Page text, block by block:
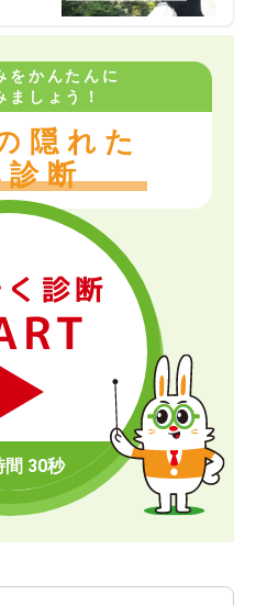
をかんたんに
ましょう！
隠れた
診断
診断